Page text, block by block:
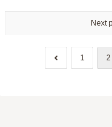
Next
Previous1 2